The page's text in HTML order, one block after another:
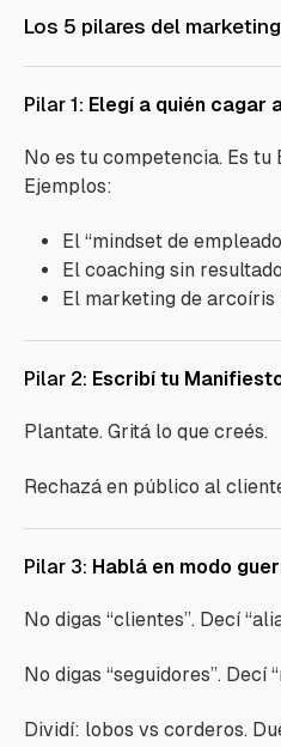
Los 5 pilares del
Pilar 1: Elegí a quién cagar
No es tu competencia. Es tu
Ejemplos:
El “mindset de
El coaching sin
El marketing de arcoíris
Pilar 2: Escribí tu
Plantate. Gritá lo que creés.
Rechazá en público al
Pilar 3: Hablá en modo
No digas “clientes”. Decí
No digas “seguidores”. Decí
Dividí: lobos vs corderos.